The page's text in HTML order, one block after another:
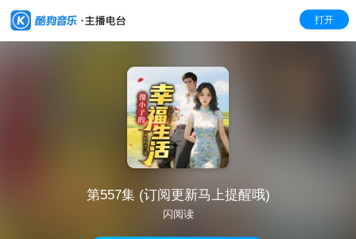
打开
第557集 (订阅更新马上提醒哦)
闪阅读